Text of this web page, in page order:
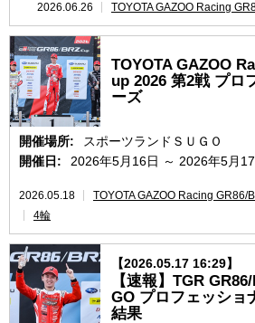
2026.06.26 TOYOTA GAZOO Racing
TOYOTA GAZOO
up 2026 第2戦 プロ
ーズ
開催場所:
スポーツランドＳＵＧＯ
開催日:
2026年5月16日 ～ 2026年5月
2026.05.18 TOYOTA GAZOO Racing GR86/
4輪
【2026.05.17 16:29】
【速報】TGR
GO プロフェッショ
結果